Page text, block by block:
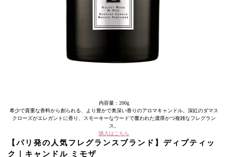
内容量：200g
希少で貴重な香料から創られる、より豊かで奥深い香りのアロマキャンドル。深紅のダマス
クローズがエレガントに香り、スモーキーなウードで覆われた濃厚かつ複雑なフレグラン
ス。
購入はこちら
【パリ発の人気フレグランスブランド】ディプティッ
ク｜キャンドル ミモザ